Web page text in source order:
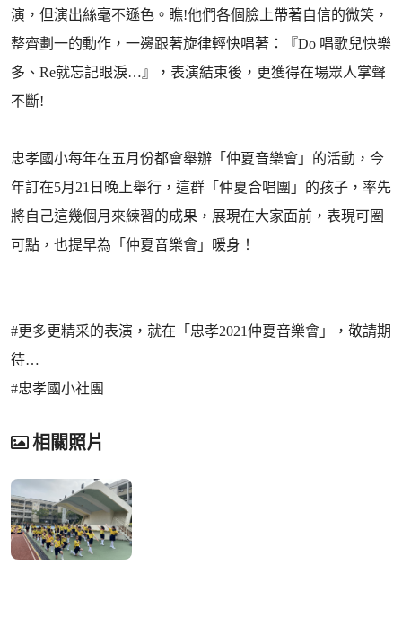
演，但演出絲毫不遜色。瞧!他們各個臉上帶著自信的微笑，
整齊劃一的動作，一邊跟著旋律輕快唱著：『Do 唱歌兒快樂
多、Re就忘記眼淚…』，表演結束後，更獲得在場眾人掌聲
不斷!
忠孝國小每年在五月份都會舉辦「仲夏音樂會」的活動，今
年訂在5月21日晚上舉行，這群「仲夏合唱團」的孩子，率先
將自己這幾個月來練習的成果，展現在大家面前，表現可圈
可點，也提早為「仲夏音樂會」暖身！
#更多更精采的表演，就在「忠孝2021仲夏音樂會」，敬請期
待…
#忠孝國小社團
相關照片